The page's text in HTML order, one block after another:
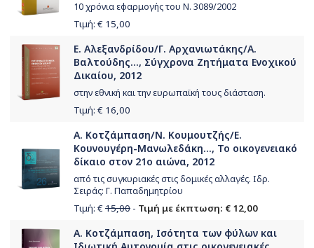
10 χρόνια εφαρμογής του Ν. 3089/2002
Τιμή: € 15,00
Ε. Αλεξανδρίδου/Γ. Αρχανιωτάκης/Α.
Βαλτούδης..., Σύγχρονα Ζητήματα Ενοχικού
Δικαίου, 2012
στην εθνική και την ευρωπαϊκή τους διάσταση.
Τιμή: € 16,00
Α. Κοτζάμπαση/Ν. Κουμουτζής/Ε.
Κουνουγέρη-Μανωλεδάκη..., Το οικογενειακό
δίκαιο στον 21ο αιώνα, 2012
από τις συγκυριακές στις δομικές αλλαγές. Ιδρ.
Σειράς: Γ. Παπαδημητρίου
Τιμή: € 15,00 - Τιμή με έκπτωση: € 12,00
Α. Κοτζάμπαση, Ισότητα των φύλων και